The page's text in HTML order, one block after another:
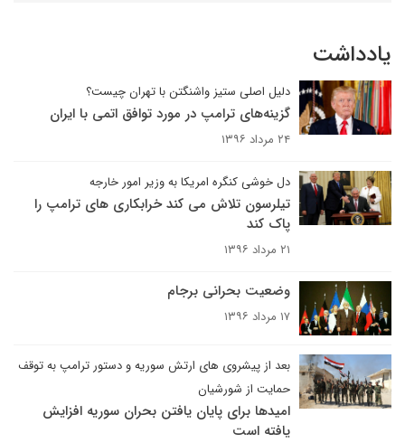
یادداشت
دلیل اصلی ستیز واشنگتن با تهران چیست؟
گزینه‌های ترامپ در مورد توافق اتمی با ایران
۲۴ مرداد ۱۳۹۶
دل خوشی کنگره امریکا به وزیر امور خارجه
تیلرسون تلاش می کند خرابکاری های ترامپ را
پاک کند
۲۱ مرداد ۱۳۹۶
وضعیت بحرانی برجام
۱۷ مرداد ۱۳۹۶
بعد از پیشروی های ارتش سوریه و دستور ترامپ به توقف
حمایت از شورشیان
امیدها برای پایان یافتن بحران سوریه افزایش
یافته است